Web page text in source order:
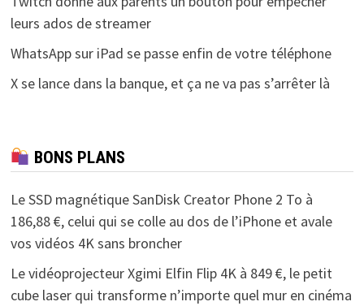
leurs ados de streamer
WhatsApp sur iPad se passe enfin de votre téléphone
X se lance dans la banque, et ça ne va pas s’arrêter là
BONS PLANS
Le SSD magnétique SanDisk Creator Phone 2 To à
186,88 €, celui qui se colle au dos de l’iPhone et avale
vos vidéos 4K sans broncher
Le vidéoprojecteur Xgimi Elfin Flip 4K à 849 €, le petit
cube laser qui transforme n’importe quel mur en cinéma